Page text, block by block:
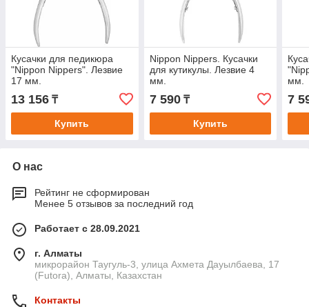
Кусачки для педикюра
"Nippon Nippers". Лезвие
17 мм.
13 156 ₸
Купить
Nippon Nippers. Кусачки
для кутикулы. Лезвие 4
мм.
7 590₸
Купить
мм.
7
О нас
Рейтинг не сформирован
Менее 5 отзывов за последний год
Работает с 28.09.2021
г. Алматы
микрорайон Таугуль-3, улица Ахмета Дауылбаева, 17
(Futora), Алматы, Казахстан
Контакты